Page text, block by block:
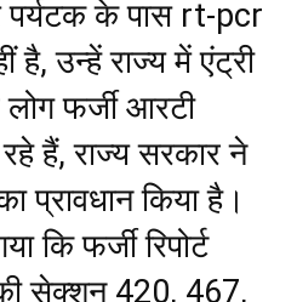
के पास rt-pcr
है, उन्हें राज्य में एंट्री
फर्जी आरटी
रहे हैं, राज्य सरकार ने
किया है।
कि फर्जी रिपोर्ट
सेक्शन 420, 467,